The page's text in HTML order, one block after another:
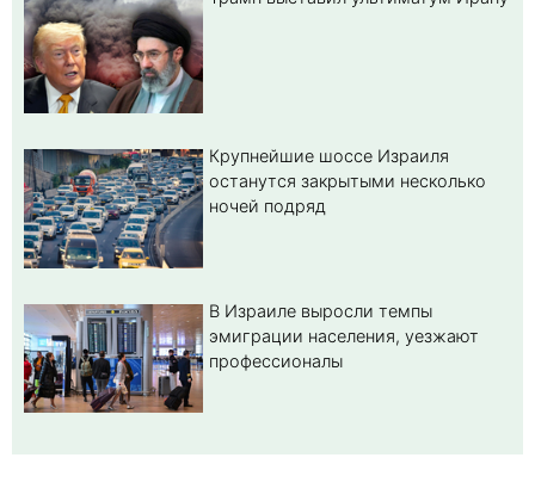
Крупнейшие шоссе Израиля
останутся закрытыми несколько
ночей подряд
В Израиле выросли темпы
эмиграции населения, уезжают
профессионалы